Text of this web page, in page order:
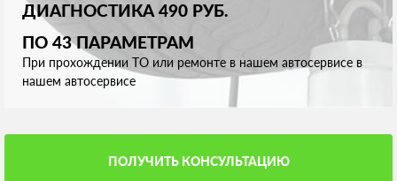
ДИАГНОСТИКА 490 РУБ.
ПО 43 ПАРАМЕТРАМ
При прохождении ТО или ремонте в нашем автосервисе в
нашем автосервисе
ПОЛУЧИТЬ КОНСУЛЬТАЦИЮ